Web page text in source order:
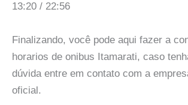
13:20 / 22:56
Finalizando, você pode aqui fazer a
horarios de onibus Itamarati, caso
dúvida entre em contato com a
oficial.